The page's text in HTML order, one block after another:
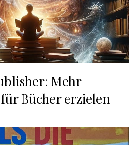
Mehr
Bücher erzielen